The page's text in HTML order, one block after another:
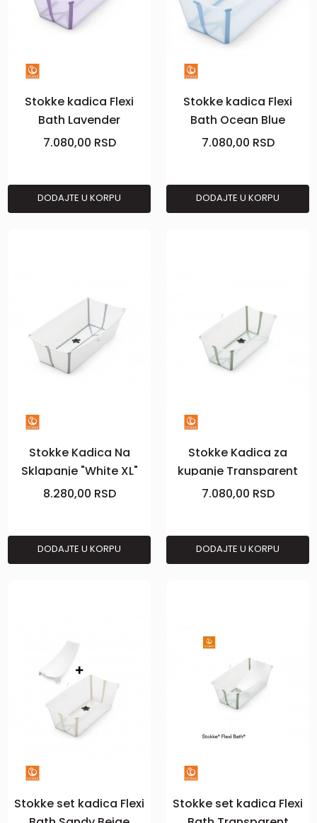
Stokke kadica Flexi
Bath Lavender
7.080,00 RSD
DODAJTE U KORPU
Stokke kadica Flexi
Bath Ocean Blue
7.080,00 RSD
DODAJTE U KORPU
Stokke Kadica Na
Sklapanje "White XL"
8.280,00 RSD
DODAJTE U KORPU
Stokke Kadica za
kupanje Transparent
green
7.080,00 RSD
DODAJTE U KORPU
Stokke set kadica Flexi
Stokke set kadica Flexi